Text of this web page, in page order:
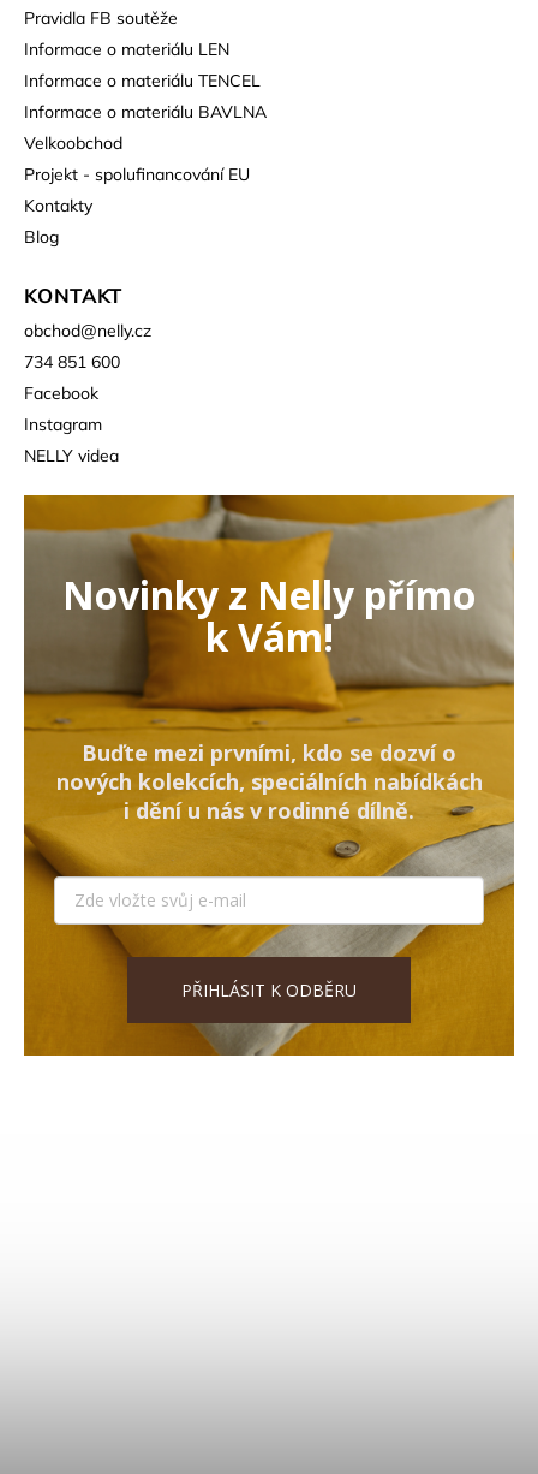
Pravidla FB soutěže
Informace o materiálu LEN
Informace o materiálu TENCEL
Informace o materiálu BAVLNA
Velkoobchod
Projekt - spolufinancování EU
Kontakty
Blog
KONTAKT
obchod@nelly.cz
734 851 600
Facebook
Instagram
NELLY videa
Novinky z Nelly přímo
k Vám!
Buďte mezi prvními, kdo se dozví o
nových kolekcích, speciálních nabídkách
i dění u nás v rodinné dílně.
PŘIHLÁSIT K ODBĚRU